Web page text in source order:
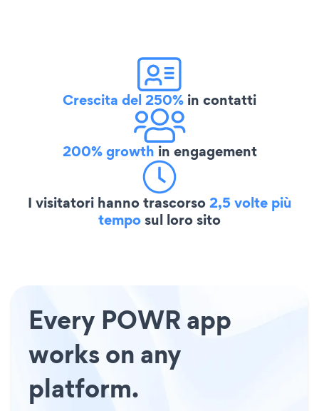
Crescita del 250% in contatti
200% growth in engagement
I visitatori hanno trascorso2,5 volte più
temposul loro sito
Every POWR app
works on any
platform.